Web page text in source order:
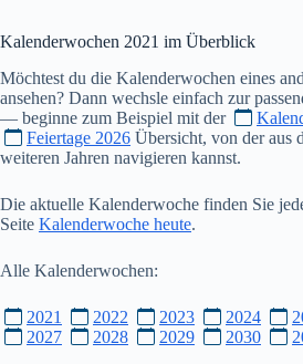
Kalenderwochen 2021 im Überblick
Möchtest du die Kalenderwochen eines
ansehen? Dann wechsle einfach zur
— beginne zum Beispiel mit der
Feiertage 2026 Übersicht, von der aus
weiteren Jahren navigieren kannst.
Die aktuelle Kalenderwoche finden Sie
Seite Kalenderwoche heute.
Alle Kalenderwochen:
2021 2022 2023 2024
2027
2028 2029 2030